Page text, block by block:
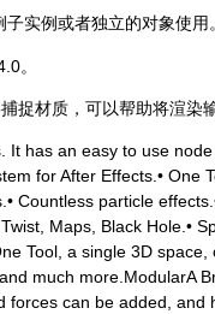
实例或者独立的对象使用。
。
捉材质，可以帮助将渲染
has an easy to use
for After Effects.• One
Countless particle
Maps, Black Hole.•
Tool, a single 3D
much more.ModularA
can be added, and